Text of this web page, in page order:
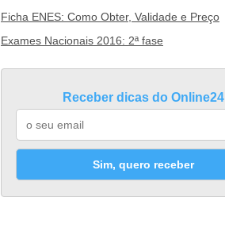
Ficha ENES: Como Obter, Validade e Preço
Exames Nacionais 2016: 2ª fase
Receber dicas do Online24
Sim, quero receber